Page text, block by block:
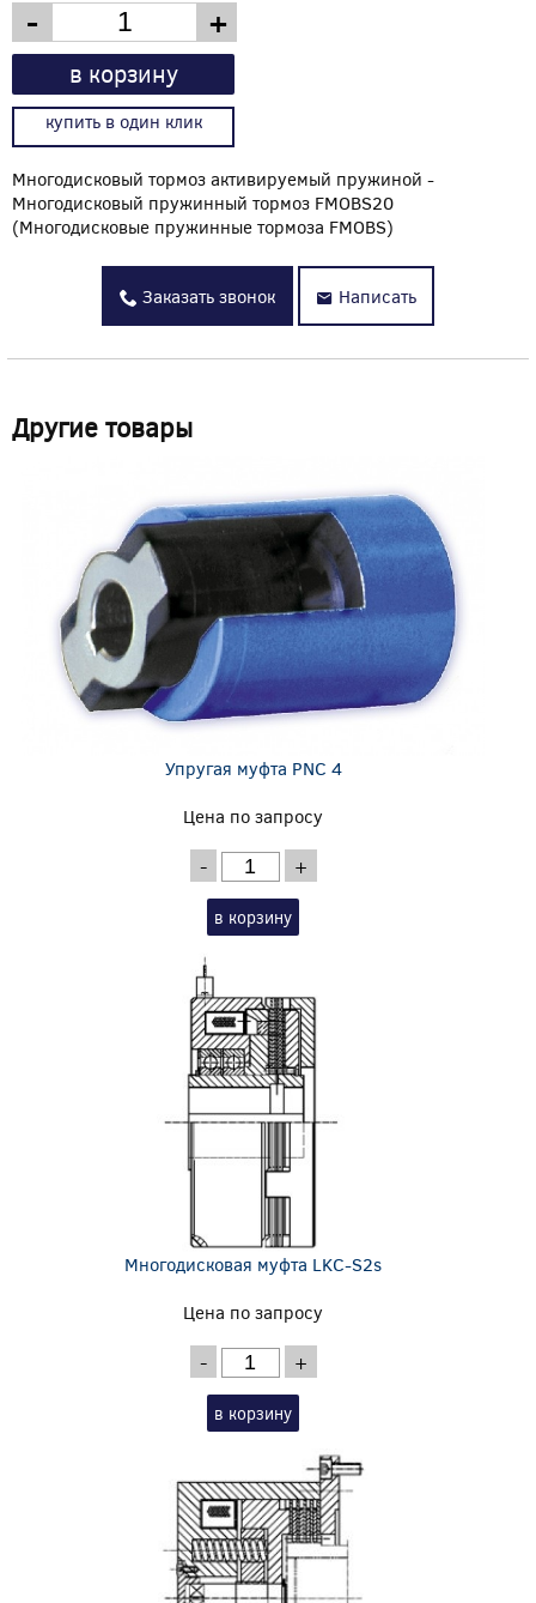
- +
в корзину
купить в один клик
Многодисковый тормоз активируемый пружиной -
Многодисковый пружинный тормоз FMOBS20
(Многодисковые пружинные тормоза FMOBS)
Заказать звонок Написать
Другие товары
Упругая муфта PNC 4
Цена по запросу
- +
в корзину
Многодисковая муфта LKC-S2s
Цена по запросу
- +
в корзину